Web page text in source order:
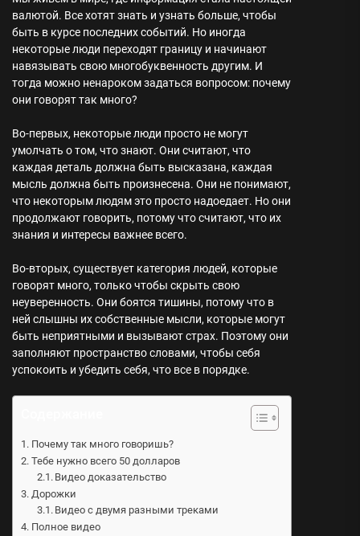
валютой. Все хотят знать и узнать больше, чтобы
быть в курсе последних событий. Но иногда
некоторые люди переходят границу и начинают
навязывать свою многобуквенность другим. И
тогда можно ненароком задаться вопросом: почему
они говорят так много?
Во-первых, некоторые люди просто не могут
умолчать о том, что знают. Они считают, что
каждая деталь должна быть высказана, каждая
мысль должна быть произнесена. Они не понимают,
что некоторым людям это просто надоедает. Но они
продолжают говорить, потому что считают, что их
знания и интересы важнее всего.
Во-вторых, существует категория людей, которые
говорят много, только чтобы скрыть свою
неуверенность. Они боятся тишины, потому что в
ней слышны их собственные мысли, которые могут
быть неприятными и вызывают страх. Поэтому они
заполняют пространство словами, чтобы себя
успокоить и убедить себя, что все в порядке.
Почему так много говоришь?
Тебе нужно всего 50 долларов
Видео доказательство
Дорожки
Видео с двумя разными треками
Полное видео